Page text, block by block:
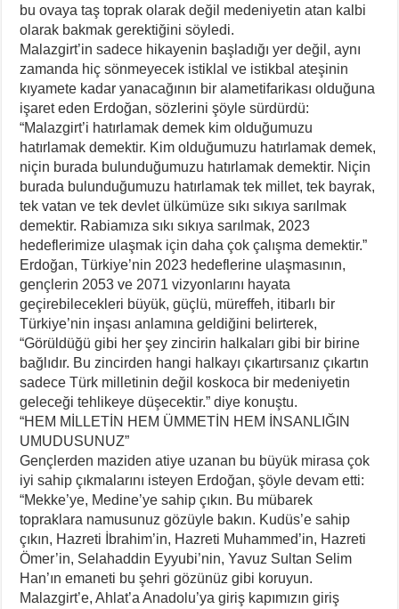
bu ovaya taş toprak olarak değil medeniyetin atan kalbi
olarak bakmak gerektiğini söyledi.
Malazgirt’in sadece hikayenin başladığı yer değil, aynı
zamanda hiç sönmeyecek istiklal ve istikbal ateşinin
kıyamete kadar yanacağının bir alametifarikası olduğuna
işaret eden Erdoğan, sözlerini şöyle sürdürdü:
“Malazgirt’i hatırlamak demek kim olduğumuzu
hatırlamak demektir. Kim olduğumuzu hatırlamak demek,
niçin burada bulunduğumuzu hatırlamak demektir. Niçin
burada bulunduğumuzu hatırlamak tek millet, tek bayrak,
tek vatan ve tek devlet ülkümüze sıkı sıkıya sarılmak
demektir. Rabiamıza sıkı sıkıya sarılmak, 2023
hedeflerimize ulaşmak için daha çok çalışma demektir.”
Erdoğan, Türkiye’nin 2023 hedeflerine ulaşmasının,
gençlerin 2053 ve 2071 vizyonlarını hayata
geçirebilecekleri büyük, güçlü, müreffeh, itibarlı bir
Türkiye’nin inşası anlamına geldiğini belirterek,
“Görüldüğü gibi her şey zincirin halkaları gibi bir birine
bağlıdır. Bu zincirden hangi halkayı çıkartırsanız çıkartın
sadece Türk milletinin değil koskoca bir medeniyetin
geleceği tehlikeye düşecektir.” diye konuştu.
“HEM MİLLETİN HEM ÜMMETİN HEM İNSANLIĞIN
UMUDUSUNUZ”
Gençlerden maziden atiye uzanan bu büyük mirasa çok
iyi sahip çıkmalarını isteyen Erdoğan, şöyle devam etti:
“Mekke’ye, Medine’ye sahip çıkın. Bu mübarek
topraklara namusunuz gözüyle bakın. Kudüs’e sahip
çıkın, Hazreti İbrahim’in, Hazreti Muhammed’in, Hazreti
Ömer’in, Selahaddin Eyyubi’nin, Yavuz Sultan Selim
Han’ın emaneti bu şehri gözünüz gibi koruyun.
Malazgirt’e, Ahlat’a Anadolu’ya giriş kapımızın giriş